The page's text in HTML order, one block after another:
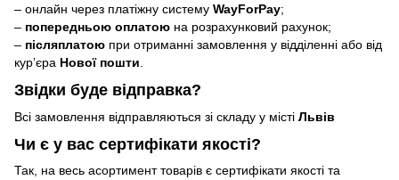
– онлайн через платіжну систему WayForPay;
– попередньою оплатою на розрахунковий рахунок;
– післяплатою при отриманні замовлення у відділенні або від
кур’єра Нової пошти
Звідки буде відправка?
Всі замовлення відправляються зі складу у місті Львів
Чи є у вас сертифікати якості?
Так, на весь асортимент товарів є сертифікати якості та